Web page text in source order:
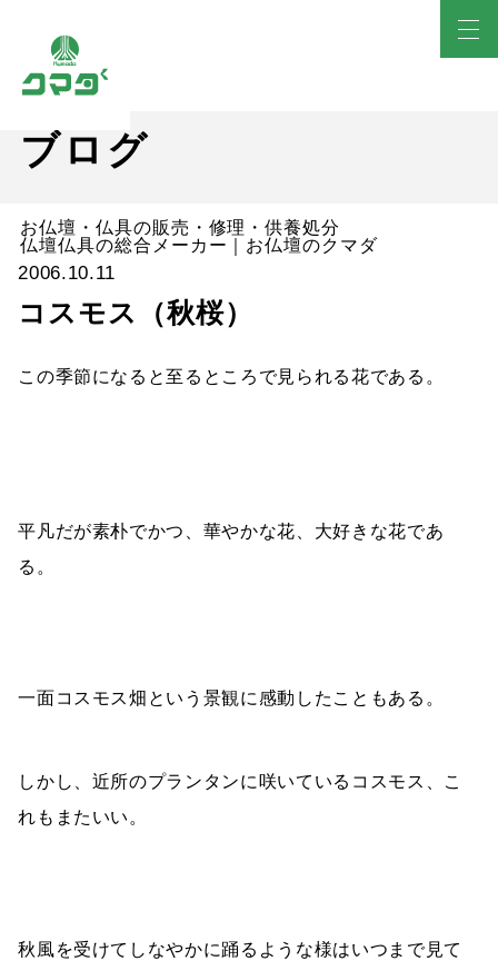
ブログ
お仏壇・仏具の販売・修理・供養処分
仏壇仏具の総合メーカー｜お仏壇のクマダ
2006.10.11
コスモス（秋桜）
この季節になると至るところで見られる花である。
平凡だが素朴でかつ、華やかな花、大好きな花であ
る。
一面コスモス畑という景観に感動したこともある。
しかし、近所のプランタンに咲いているコスモス、こ
れもまたいい。
秋風を受けてしなやかに踊るような様はいつまで見て